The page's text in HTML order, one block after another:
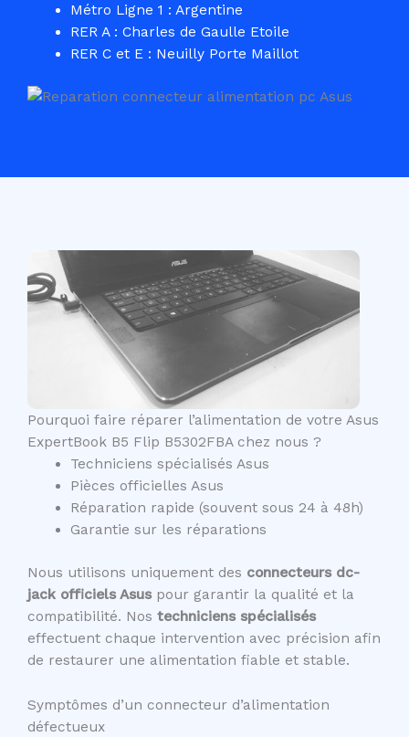
Métro Ligne 1 : Argentine
RER A : Charles de Gaulle Etoile
RER C et E : Neuilly Porte Maillot
Pourquoi faire réparer l’alimentation de votre Asus
ExpertBook B5 Flip B5302FBA chez nous ?
Techniciens spécialisés Asus
Pièces officielles Asus
Réparation rapide (souvent sous 24 à 48h)
Garantie sur les réparations
Nous utilisons uniquement des connecteurs dc-
jack officiels Asuspour garantir la qualité et la
compatibilité. Nos techniciens spécialisés
effectuent chaque intervention avec précision afin
de restaurer une alimentation fiable et stable.
Symptômes d’un connecteur d’alimentation
défectueux